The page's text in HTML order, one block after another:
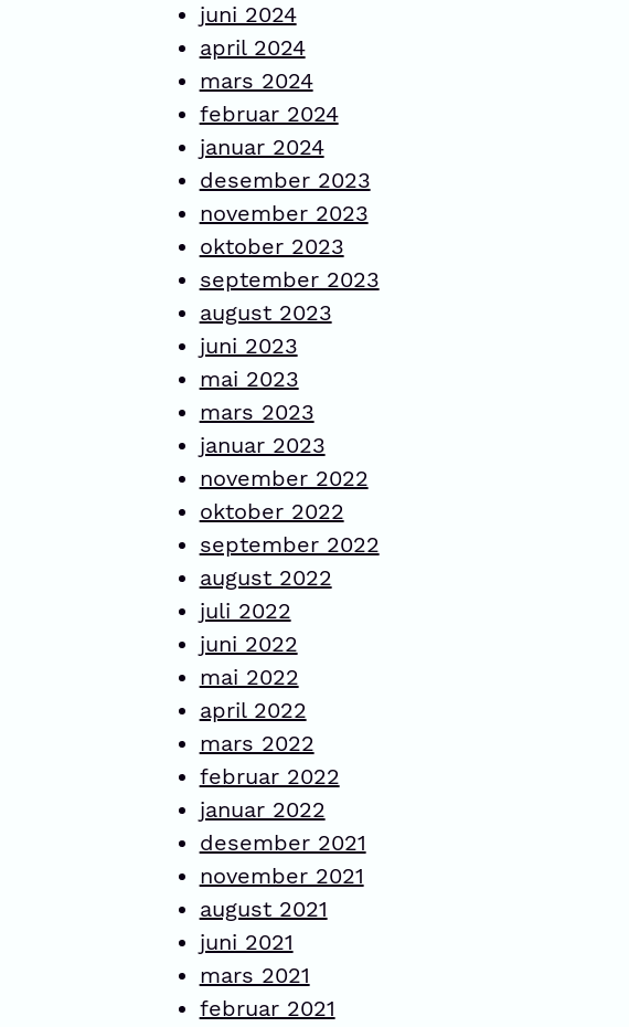
juni 2024
april 2024
mars 2024
februar 2024
januar 2024
desember 2023
november 2023
oktober 2023
september 2023
august 2023
juni 2023
mai 2023
mars 2023
januar 2023
november 2022
oktober 2022
september 2022
august 2022
juli 2022
juni 2022
mai 2022
april 2022
mars 2022
februar 2022
januar 2022
desember 2021
november 2021
august 2021
juni 2021
mars 2021
februar 2021